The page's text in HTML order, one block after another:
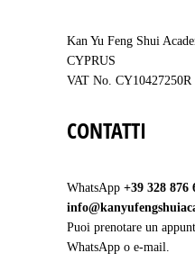
Kan Yu Feng Shui
CYPRUS
VAT No. CY10427250R
CONTATTI
WhatsApp +39 328 876
Puoi prenotare un
WhatsApp o e-mail.